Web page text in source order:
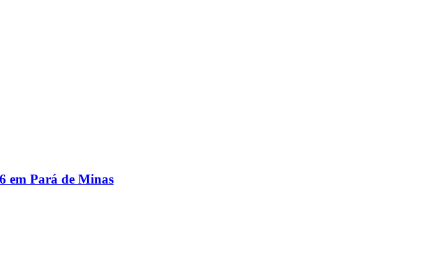
em Pará de Minas